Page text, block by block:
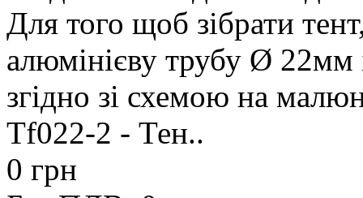
Для того щоб зібрати
алюмінієву трубу Ø 22мм і
згідно зі схемою на
Tf022-2 - Тен..
0 грн